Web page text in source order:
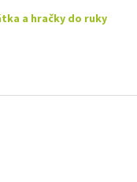
a hračky do ruky